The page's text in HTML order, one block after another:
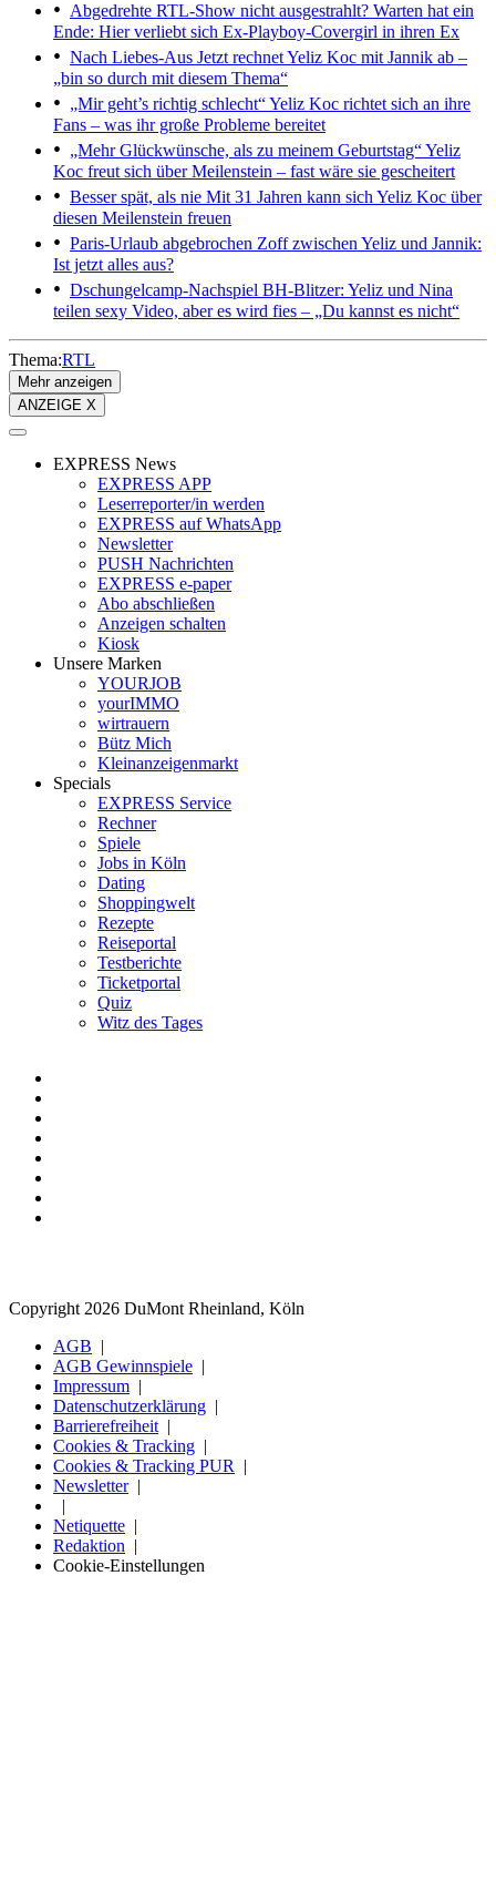
Abgedrehte RTL-Show nicht ausgestrahlt? Warten hat ein
Ende: Hier verliebt sich Ex-Playboy-Covergirl in ihren Ex
Nach Liebes-Aus Jetzt rechnet Yeliz Koc mit Jannik ab –
„bin so durch mit diesem Thema“
„Mir geht’s richtig schlecht“Yeliz Koc richtet sich an ihre
Fans – was ihr große Probleme bereitet
„Mehr Glückwünsche, als zu meinem Geburtstag“Yeliz
Koc freut sich über Meilenstein – fast wäre sie gescheitert
Besser spät, als nie Mit 31 Jahren kann sich Yeliz Koc über
diesen Meilenstein freuen
Paris-Urlaub abgebrochen Zoff zwischen Yeliz und Jannik:
Ist jetzt alles aus?
Dschungelcamp-Nachspiel BH-Blitzer: Yeliz und Nina
teilen sexy Video, aber es wird fies – „Du kannst es nicht“
Thema:RTL
Mehr anzeigen
ANZEIGE X
EXPRESS News
EXPRESS APP
Leserreporter/in werden
EXPRESS auf WhatsApp
Newsletter
PUSH Nachrichten
EXPRESS e-paper
Abo abschließen
Anzeigen schalten
Kiosk
Unsere Marken
YOURJOB
yourIMMO
wirtrauern
Bütz Mich
Kleinanzeigenmarkt
Specials
EXPRESS Service
Rechner
Spiele
Jobs in Köln
Dating
Shoppingwelt
Rezepte
Reiseportal
Testberichte
Ticketportal
Quiz
Witz des Tages
Copyright 2026 DuMont Rheinland, Köln
AGB
AGB Gewinnspiele
Impressum
Datenschutzerklärung
Barrierefreiheit
Cookies & Tracking
Cookies & Tracking PUR
Newsletter
Netiquette
Redaktion
Cookie-Einstellungen